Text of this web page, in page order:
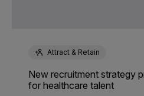
Attract & Retain
New recruitment strategy
for healthcare talent